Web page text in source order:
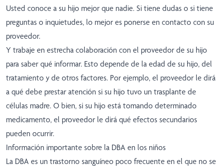
Usted conoce a su hijo mejor que nadie. Si tiene dudas o si tiene
preguntas o inquietudes, lo mejor es ponerse en contacto con su
proveedor.
Y trabaje en estrecha colaboración con el proveedor de su hijo
para saber qué informar. Esto depende de la edad de su hijo, del
tratamiento y de otros factores. Por ejemplo, el proveedor le dirá
a qué debe prestar atención si su hijo tuvo un trasplante de
células madre. O bien, si su hijo está tomando determinado
medicamento, el proveedor le dirá qué efectos secundarios
pueden ocurrir.
Información importante sobre la DBA en los niños
La DBA es un trastorno sanguíneo poco frecuente en el que no se